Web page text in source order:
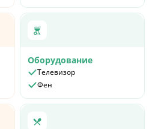
Оборудование
Телевизор
Фен